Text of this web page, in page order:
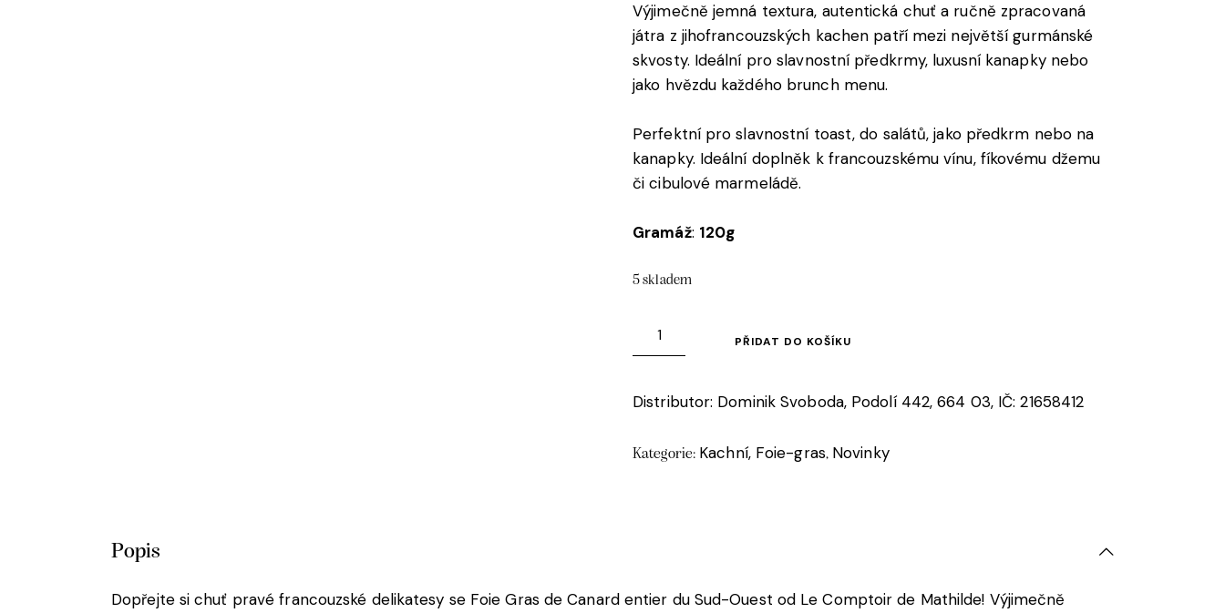
Výjimečně jemná textura, autentická chuť a ručně zpracovaná
játra z jihofrancouzských kachen patří mezi největší gurmánské
skvosty. Ideální pro slavnostní předkrmy, luxusní kanapky nebo
jako hvězdu každého brunch menu.
Perfektní pro slavnostní toast, do salátů, jako předkrm nebo na
kanapky. Ideální doplněk k francouzskému vínu, fíkovému džemu
či cibulové marmeládě.
Gramáž: 120g
5 skladem
PŘIDAT DO KOŠÍKU
Distributor: Dominik Svoboda, Podolí 442, 664 03, IČ: 21658412
Kategorie: Kachní, Foie-gras, Novinky
Popis
Dopřejte si chuť pravé francouzské delikatesy se Foie Gras de Canard entier du Sud-Ouest od Le Comptoir de Mathilde! Výjimečně